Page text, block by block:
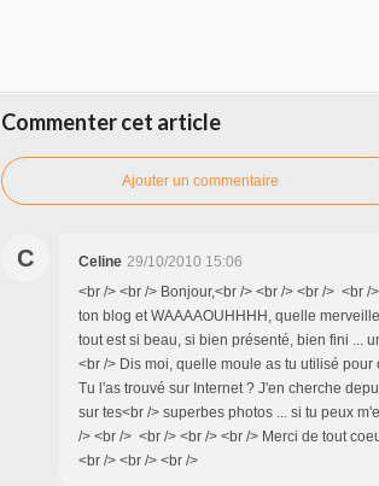
Commenter cet article
Ajouter un commentaire
C Celine 29/10/2010 15:06
<br /> <br /> Bonjour,<br /> <br /> <br /> <br
ton blog et WAAAAOUHHHH, quelle
tout est si beau, si bien présenté, bien fini ...
<br /> Dis moi, quelle moule as tu utilisé
Tu l'as trouvé sur Internet ? J'en cherche
sur tes<br /> superbes photos ... si tu peux
/> <br /> <br /> <br /> <br /> Merci de tout
<br /> <br /> <br />